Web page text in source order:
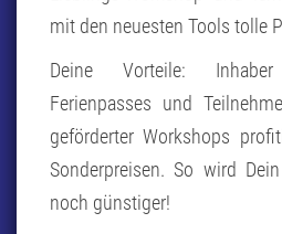
mit den neuesten Tools tolle
Deine Vorteile:
Ferienpasses und
geförderter Workshops
Sonderpreisen. So wird
noch günstiger!